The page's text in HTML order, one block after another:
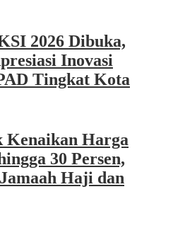
2026 Dibuka,
Inovasi
Tingkat Kota
Kenaikan Harga
30 Persen,
Haji dan